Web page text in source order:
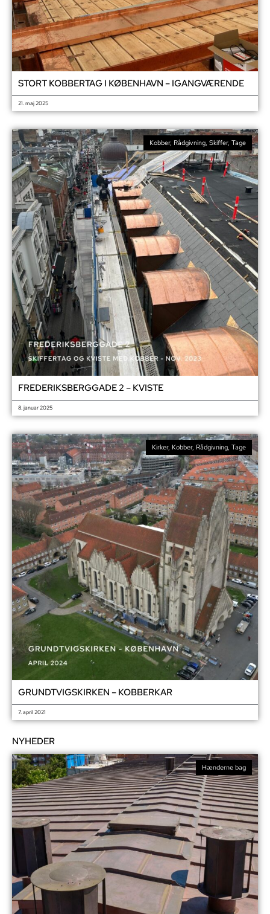
STORT KOBBERTAG I KØBENHAVN – IGANGVÆRENDE
21. maj 2025
Kobber, Rådgivning, Skiffer, Tage
FREDERIKSBERGGADE 2 – KVISTE
8. januar 2025
Kirker, Kobber, Rådgivning, Tage
GRUNDTVIGSKIRKEN – KOBBERKAR
7. april 2021
NYHEDER
Hænderne bag